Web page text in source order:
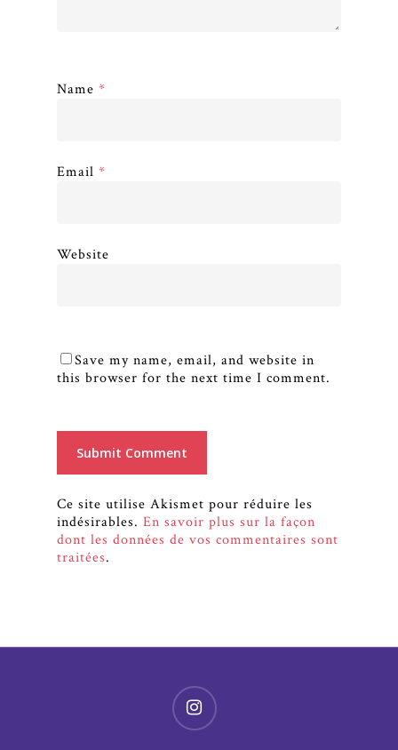
Name *
Email *
Website
Save my name, email, and website in
this browser for the next time I comment.
Ce site utilise Akismet pour réduire les
indésirables. En savoir plus sur la façon
dont les données de vos commentaires sont
traitées.